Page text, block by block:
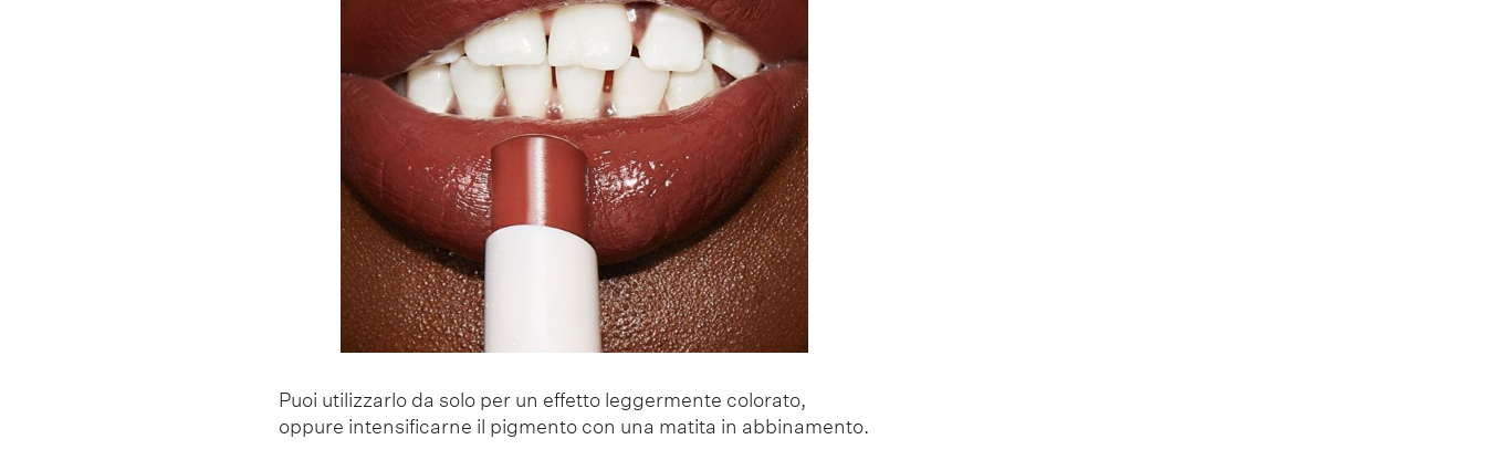
Puoi utilizzarlo da solo per un effetto leggermente colorato,
oppure intensificarne il pigmento con una matita in abbinamento.